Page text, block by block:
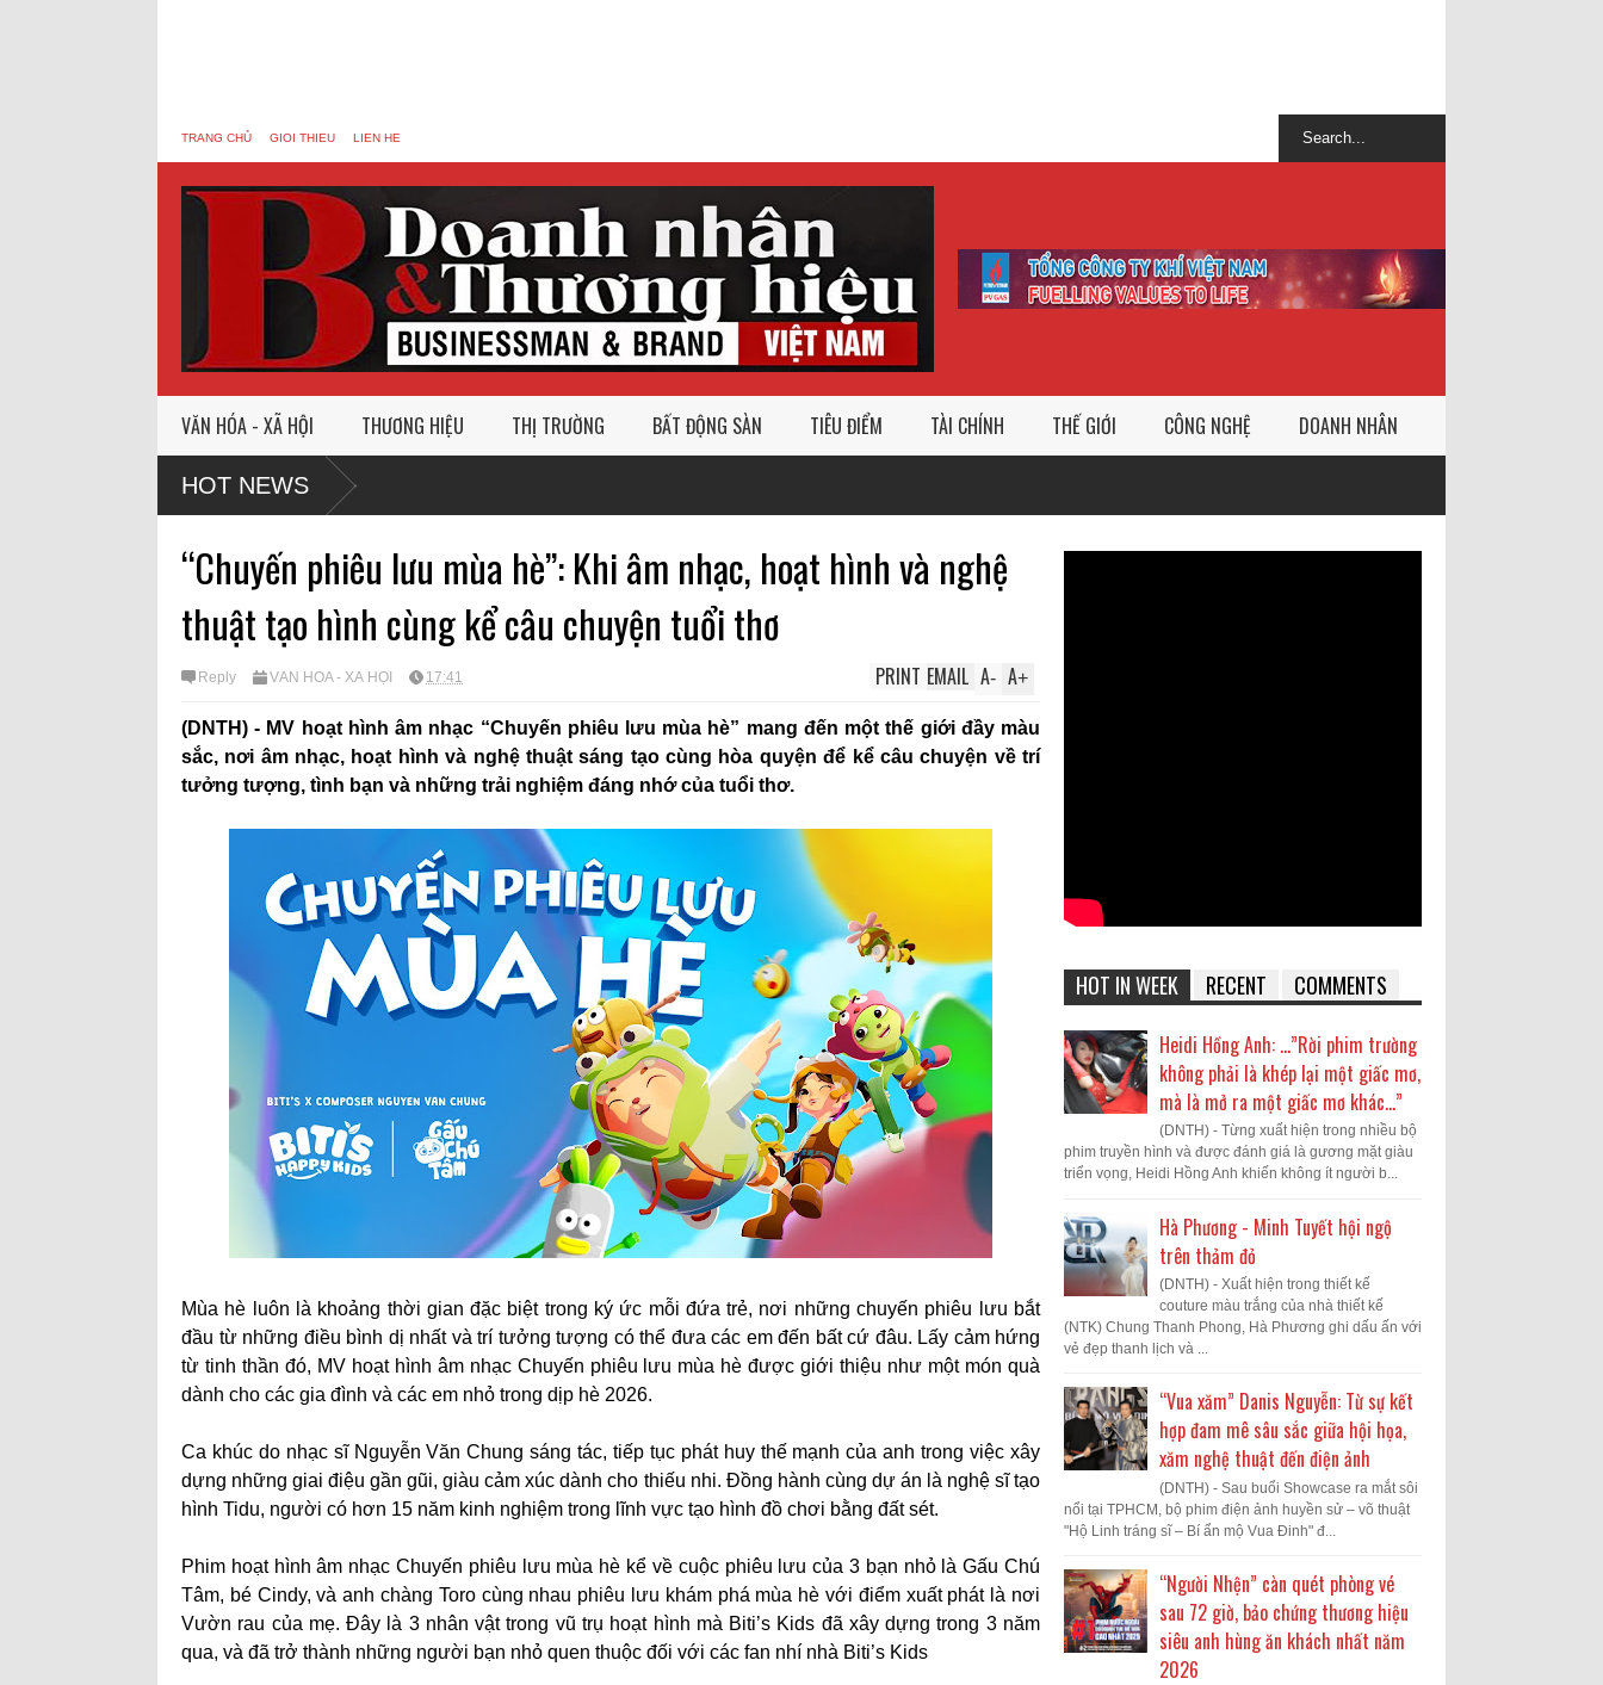
TRANG CHỦ GIOI THIEU LIEN HE
VĂN HÓA - XÃ HỘI THƯƠNG HIỆU THỊ TRƯỜNG BẤT ĐỘNG SÀN TIÊU ĐIỂM TÀI CHÍNH THẾ GIỚI CÔNG NGHỆ DOANH NHÂN
HOT NEWS
“Chuyến phiêu lưu mùa hè”: Khi âm nhạc, hoạt hình và nghệ
thuật tạo hình cùng kể câu chuyện tuổi thơ
Reply VĂN HÓA - XÃ HỘI 17:41 A+
A-
EMAIL
PRINT
(DNTH) - MV hoạt hình âm nhạc “Chuyến phiêu lưu mùa hè” mang đến một thế giới đầy màu
sắc, nơi âm nhạc, hoạt hình và nghệ thuật sáng tạo cùng hòa quyện để kể câu chuyện về trí
tưởng tượng, tình bạn và những trải nghiệm đáng nhớ của tuổi thơ.
Mùa hè luôn là khoảng thời gian đặc biệt trong ký ức mỗi đứa trẻ, nơi những chuyến phiêu lưu bắt
đầu từ những điều bình dị nhất và trí tưởng tượng có thể đưa các em đến bất cứ đâu. Lấy cảm hứng
từ tinh thần đó, MV hoạt hình âm nhạc Chuyến phiêu lưu mùa hè được giới thiệu như một món quà
dành cho các gia đình và các em nhỏ trong dịp hè 2026.
Ca khúc do nhạc sĩ Nguyễn Văn Chung sáng tác, tiếp tục phát huy thế mạnh của anh trong việc xây
dựng những giai điệu gần gũi, giàu cảm xúc dành cho thiếu nhi. Đồng hành cùng dự án là nghệ sĩ tạo
hình Tidu, người có hơn 15 năm kinh nghiệm trong lĩnh vực tạo hình đồ chơi bằng đất sét.
Phim hoạt hình âm nhạc Chuyến phiêu lưu mùa hè kể về cuộc phiêu lưu của 3 bạn nhỏ là Gấu Chú
Tâm, bé Cindy, và anh chàng Toro cùng nhau phiêu lưu khám phá mùa hè với điểm xuất phát là nơi
Vườn rau của mẹ. Đây là 3 nhân vật trong vũ trụ hoạt hình mà Biti’s Kids đã xây dựng trong 3 năm
qua, và đã trở thành những người bạn nhỏ quen thuộc đối với các fan nhí nhà Biti’s Kids
HOT IN WEEK RECENT COMMENTS
Heidi Hồng Anh: …”Rời phim trường
không phải là khép lại một giấc mơ,
mà là mở ra một giấc mơ khác...”
(DNTH) - Từng xuất hiện trong nhiều bộ
phim truyền hình và được đánh giá là gương mặt giàu
triển vọng, Heidi Hồng Anh khiến không ít người b...
Hà Phương - Minh Tuyết hội ngộ
trên thảm đỏ
(DNTH) - Xuất hiện trong thiết kế
couture màu trắng của nhà thiết kế
(NTK) Chung Thanh Phong, Hà Phương ghi dấu ấn với
vẻ đẹp thanh lịch và ...
“Vua xăm” Danis Nguyễn: Từ sự kết
hợp đam mê sâu sắc giữa hội họa,
xăm nghệ thuật đến điện ảnh
(DNTH) - Sau buổi Showcase ra mắt sôi
nổi tại TPHCM, bộ phim điện ảnh huyền sử – võ thuật
"Hộ Linh tráng sĩ – Bí ẩn mộ Vua Đinh" đ...
“Người Nhện” càn quét phòng vé
sau 72 giờ, bảo chứng thương hiệu
siêu anh hùng ăn khách nhất năm
2026